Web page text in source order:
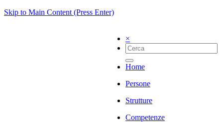
Skip to Main Content (Press Enter)
×
Home
Persone
Strutture
Competenze